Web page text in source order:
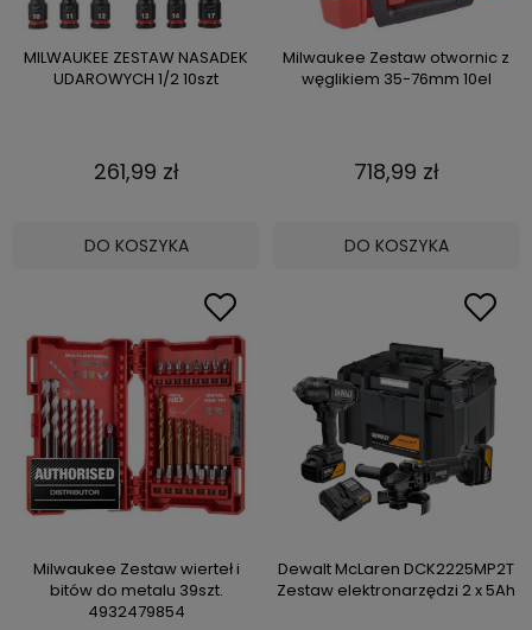
MILWAUKEE ZESTAW NASADEK
UDAROWYCH 1/2 10szt
261,99 zł
DO KOSZYKA
Milwaukee Zestaw otwornic z
węglikiem 35-76mm 10el
718,99 zł
DO KOSZYKA
Milwaukee Zestaw wierteł i
bitów do metalu 39szt.
4932479854
Dewalt McLaren DCK2225MP2T
Zestaw elektronarzędzi 2 x 5Ah